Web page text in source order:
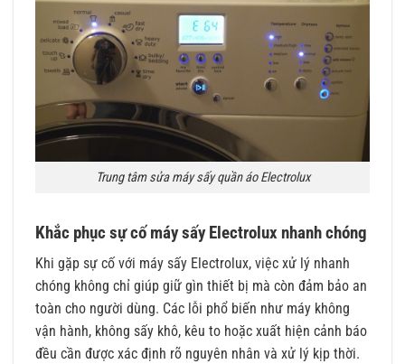
Trung tâm sửa máy sấy quần áo Electrolux
Khắc phục sự cố máy sấy Electrolux nhanh chóng
Khi gặp sự cố với máy sấy Electrolux, việc xử lý nhanh
chóng không chỉ giúp giữ gìn thiết bị mà còn đảm bảo an
toàn cho người dùng. Các lỗi phổ biến như máy không
vận hành, không sấy khô, kêu to hoặc xuất hiện cảnh báo
đều cần được xác định rõ nguyên nhân và xử lý kịp thời.